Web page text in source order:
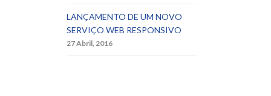
LANÇAMENTO DE UM NOVO
SERVIÇO WEB RESPONSIVO
27 Abril, 2016